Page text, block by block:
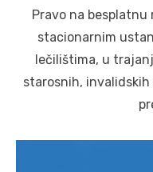
Pravo na
stacionarnim
lečilištima, u
starosnih,